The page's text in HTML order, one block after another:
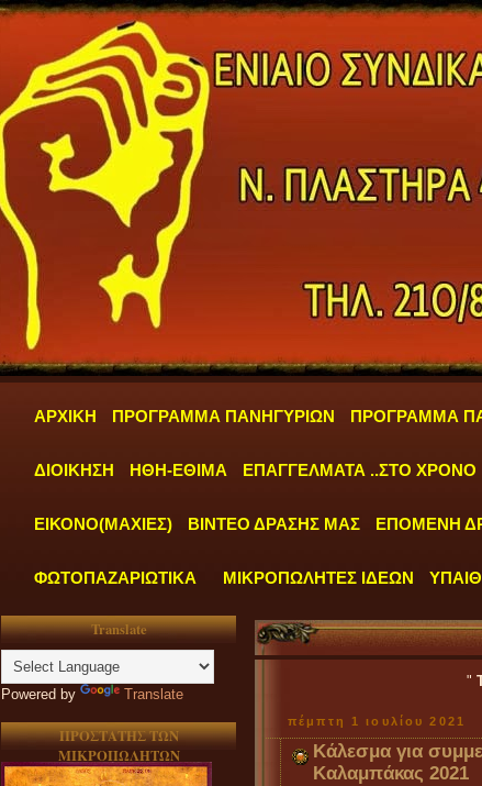
ΑΡΧΙΚΗ ΠΡΟΓΡΑΜΜΑ ΠΑΝΗΓΥΡΙΩΝ ΠΡΟΓΡΑΜΜΑ
ΔΙΟΙΚΗΣΗ ΗΘΗ-ΕΘΙΜΑ ΕΠΑΓΓΕΛΜΑΤΑ ..ΣΤΟ ΧΡΟΝΟ
ΕΙΚΟΝΟ(ΜΑΧΙΕΣ) ΒΙΝΤΕΟ ΔΡΑΣΗΣ ΜΑΣ ΕΠΟΜΕΝΗ
ΦΩΤΟΠΑΖΑΡΙΩΤΙΚΑ ΜΙΚΡΟΠΩΛΗΤΕΣ ΙΔΕΩΝ
Translate
Powered by Translate
ΠΡΟΣΤΑΤΗΣ ΤΩΝ
ΜΙΚΡΟΠΩΛΗΤΩΝ
ΤΑ
πέμπτη 1 ιουλίου 2021
Κάλεσμα για
Καλαμπάκας 2021